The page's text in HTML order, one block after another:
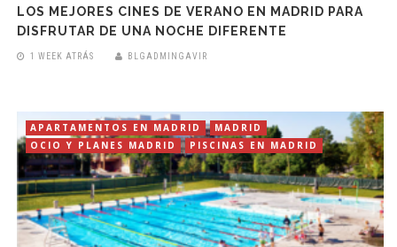
LOS MEJORES CINES DE VERANO EN MADRID PARA
DISFRUTAR DE UNA NOCHE DIFERENTE
1 WEEK ATRÁS BLGADMINGAVIR
APARTAMENTOS EN MADRID
MADRID
OCIO Y PLANES MADRID
PISCINAS EN MADRID